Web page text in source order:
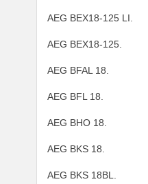
AEG BEX18-125 LI.
AEG BEX18-125.
AEG BFAL 18.
AEG BFL 18.
AEG BHO 18.
AEG BKS 18.
AEG BKS 18BL.